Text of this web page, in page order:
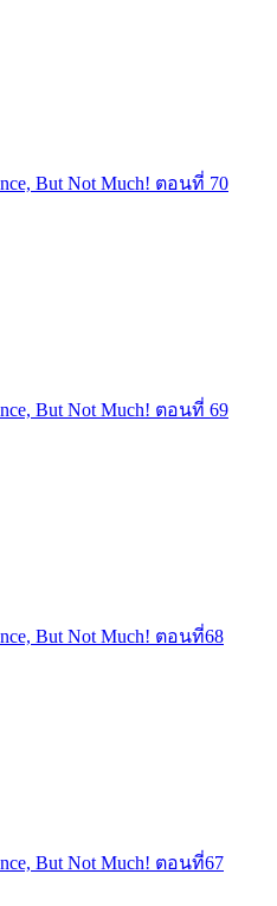
But Not Much! ตอนที่ 70
But Not Much! ตอนที่ 69
But Not Much! ตอนที่68
But Not Much! ตอนที่67